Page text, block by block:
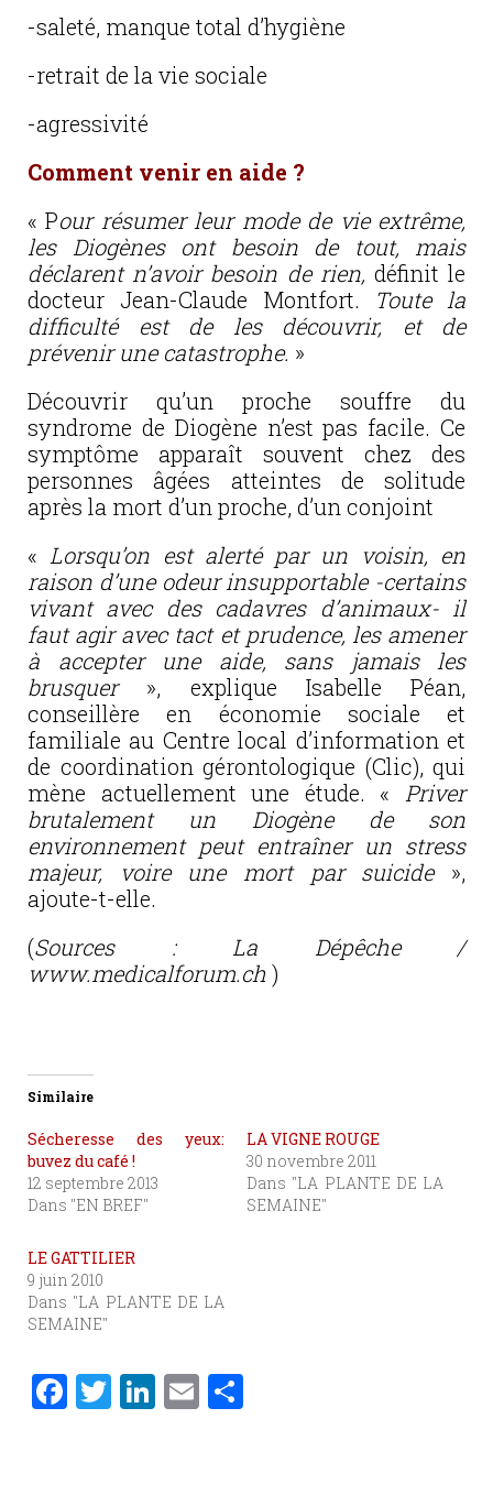
-saleté, manque total d’hygiène
-retrait de la vie sociale
-agressivité
Comment venir en aide ?
« Pour résumer leur mode de vie extrême,
les Diogènes ont besoin de tout, mais
déclarent n’avoir besoin de rien, définit le
docteur Jean-Claude Montfort.
Toute la
difficulté est de les découvrir, et de
prévenir une catastrophe. »
Découvrir qu’un proche souffre du
syndrome de Diogène n’est pas facile. Ce
symptôme apparaît souvent chez des
personnes âgées atteintes de solitude
après la mort d’un proche, d’un conjoint
« Lorsqu’on est alerté par un voisin, en
raison d’une odeur insupportable -certains
vivant avec des cadavres d’animaux- il
faut agir avec tact et prudence, les amener
à accepter une aide, sans jamais les
brusquer », explique Isabelle Péan,
conseillère en économie sociale et
familiale au Centre local d’information et
de coordination gérontologique (Clic), qui
mène actuellement une étude. « Priver
brutalement un Diogène de son
environnement peut entraîner un stress
majeur, voire une mort par suicide»,
ajoute-t-elle.
(Sources : La Dépêche /
www.medicalforum.ch )
Similaire
Sécheresse des yeux:
buvez du café !
12 septembre 2013
Dans "EN BREF"
LA VIGNE ROUGE
30 novembre 2011
Dans "LA PLANTE DE LA
SEMAINE"
LE GATTILIER
9 juin 2010
Dans "LA PLANTE DE LA
SEMAINE"
F T Li E